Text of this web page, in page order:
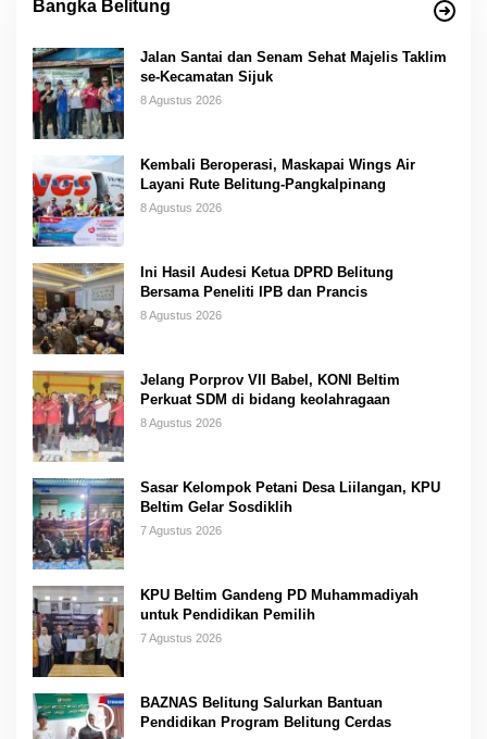
Bangka Belitung
Jalan Santai dan Senam Sehat Majelis Taklim
se-Kecamatan Sijuk
8 Agustus 2026
Kembali Beroperasi, Maskapai Wings Air
Layani Rute Belitung-Pangkalpinang
8 Agustus 2026
Ini Hasil Audesi Ketua DPRD Belitung
Bersama Peneliti IPB dan Prancis
8 Agustus 2026
Jelang Porprov VII Babel, KONI Beltim
Perkuat SDM di bidang keolahragaan
8 Agustus 2026
Sasar Kelompok Petani Desa Liilangan, KPU
Beltim Gelar Sosdiklih
7 Agustus 2026
KPU Beltim Gandeng PD Muhammadiyah
untuk Pendidikan Pemilih
7 Agustus 2026
BAZNAS Belitung Salurkan Bantuan
Pendidikan Program Belitung Cerdas